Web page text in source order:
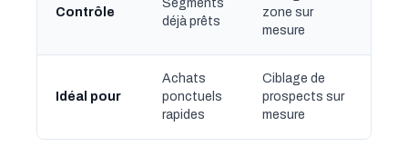
Contrôle
Segments
déjà prêts
zone sur
mesure
Idéal pour
Achats
ponctuels
rapides
Ciblage de
prospects sur
mesure